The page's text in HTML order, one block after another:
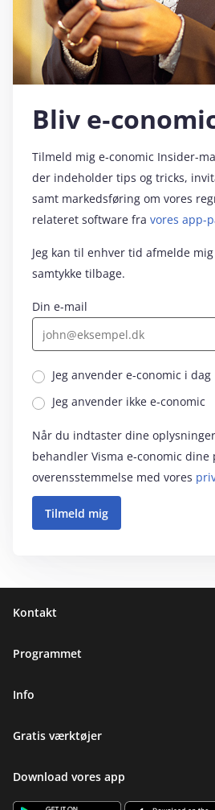
Bliv
Tilmeld mig e‑conomic Insider-
der indeholder tips og tricks,
samt markedsføring om vores
relateret software fra vores app-
Jeg kan til enhver tid afmelde
samtykke tilbage.
Din e-mail
Jeg anvender e‑conomic i dag
Jeg anvender ikke e‑conomic
Når du indtaster dine
behandler Visma e‑conomic dine
overensstemmelse med vores
Sidefod
Kontakt
Programmet
Info
Gratis værktøjer
Download vores app